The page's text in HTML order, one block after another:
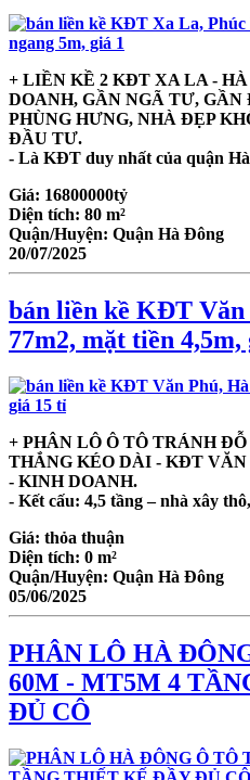
+ LIỀN KỀ 2 KĐT XA LA -
DOANH, GẦN NGÃ TƯ,
PHÙNG HƯNG, NHÀ ĐẸP
ĐẦU TƯ.
- Là KĐT duy nhất của quận
Giá: 16800000tỷ
Diện tích: 80 m²
Quận/Huyện: Quận Hà Đông
20/07/2025
bán liền kề KĐT Văn
77m2, mặt tiền 4,5m,
+ PHÂN LÔ Ô TÔ TRÁNH
THẮNG KÉO DÀI - KĐT
- KINH DOANH.
- Kết cấu: 4,5 tầng – nhà xây
Giá: thỏa thuận
Diện tích: 0 m²
Quận/Huyện: Quận Hà Đông
05/06/2025
PHÂN LÔ HÀ
60M - MT5M 4
ĐỦ CÔ